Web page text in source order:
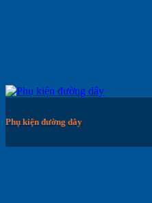
Phụ kiện đường dây